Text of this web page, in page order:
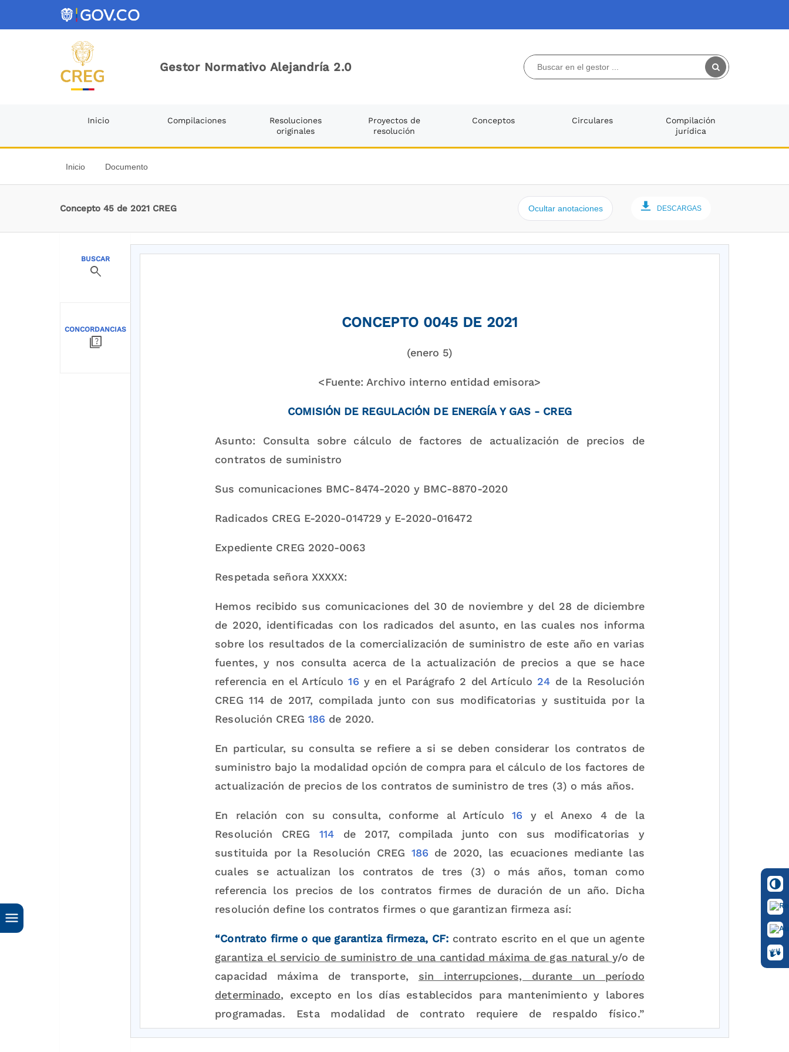
Gestor Normativo Alejandría 2.0
Inicio Compilaciones
Resoluciones
originales
Proyectos de
resolución
Conceptos Circulares
Compilación
jurídica
Inicio Documento
Concepto 45 de 2021 CREG Ocultar anotaciones DESCARGAS
BUSCAR
search
CONCORDANCIAS
quiz
CONCEPTO 0045 DE 2021
(enero 5)
<Fuente: Archivo interno entidad emisora>
COMISIÓN DE REGULACIÓN DE ENERGÍA Y GAS - CREG
Asunto: Consulta sobre cálculo de factores de actualización de precios de
contratos de suministro
Sus comunicaciones BMC-8474-2020 y BMC-8870-2020
Radicados CREG E-2020-014729 y E-2020-016472
Expediente CREG 2020-0063
Respetada señora XXXXX:
Hemos recibido sus comunicaciones del 30 de noviembre y del 28 de diciembre
de 2020, identificadas con los radicados del asunto, en las cuales nos informa
sobre los resultados de la comercialización de suministro de este año en varias
fuentes, y nos consulta acerca de la actualización de precios a que se hace
referencia en el Artículo16 y en el Parágrafo 2 del Artículo 24 de la Resolución
CREG 114 de 2017, compilada junto con sus modificatorias y sustituida por la
Resolución CREG 186 de 2020.
En particular, su consulta se refiere a si se deben considerar los contratos de
suministro bajo la modalidad opción de compra para el cálculo de los factores de
actualización de precios de los contratos de suministro de tres (3) o más años.
En relación con su consulta, conforme al Artículo16 y el Anexo 4 de la
Resolución CREG 114 de 2017, compilada junto con sus modificatorias y
sustituida por la Resolución CREG 186 de 2020, las ecuaciones mediante las
cuales se actualizan los contratos de tres (3) o más años, toman como
referencia los precios de los contratos firmes de duración de un año. Dicha
resolución define los contratos firmes o que garantizan firmeza así:
“Contrato firme o que garantiza firmeza, CF: contrato escrito en el que un agente
garantiza el servicio de suministro de una cantidad máxima de gas natural y/o de
capacidad máxima de transporte, sin interrupciones, durante un período
determinado, excepto en los días establecidos para mantenimiento y labores
programadas. Esta modalidad de contrato requiere de respaldo físico.”
(subrayado fuera de texto)